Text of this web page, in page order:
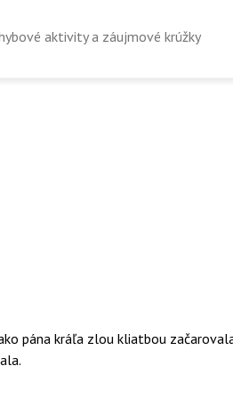
aktivity a záujmové krúžky
pána kráľa zlou kliatbou